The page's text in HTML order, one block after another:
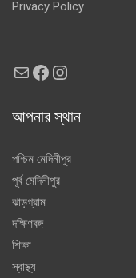
Privacy Policy
MailFacebook
Instagram
আপনার স্থান
পশ্চিম মেদিনীপুর
পূর্ব মেদিনীপুর
ঝাড়গ্রাম
দক্ষিণবঙ্গ
শিক্ষা
স্বাস্থ্য